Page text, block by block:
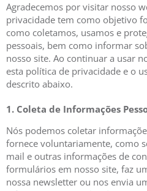
Agradecemos por visitar nosso
privacidade tem como objetivo
como coletamos, usamos e
pessoais, bem como informar
nosso site. Ao continuar a usar
esta política de privacidade e o
descrito abaixo.
1. Coleta de Informações
Nós podemos coletar
fornece voluntariamente, como
mail e outras informações de
formulários em nosso site, faz
nossa newsletter ou nos envia